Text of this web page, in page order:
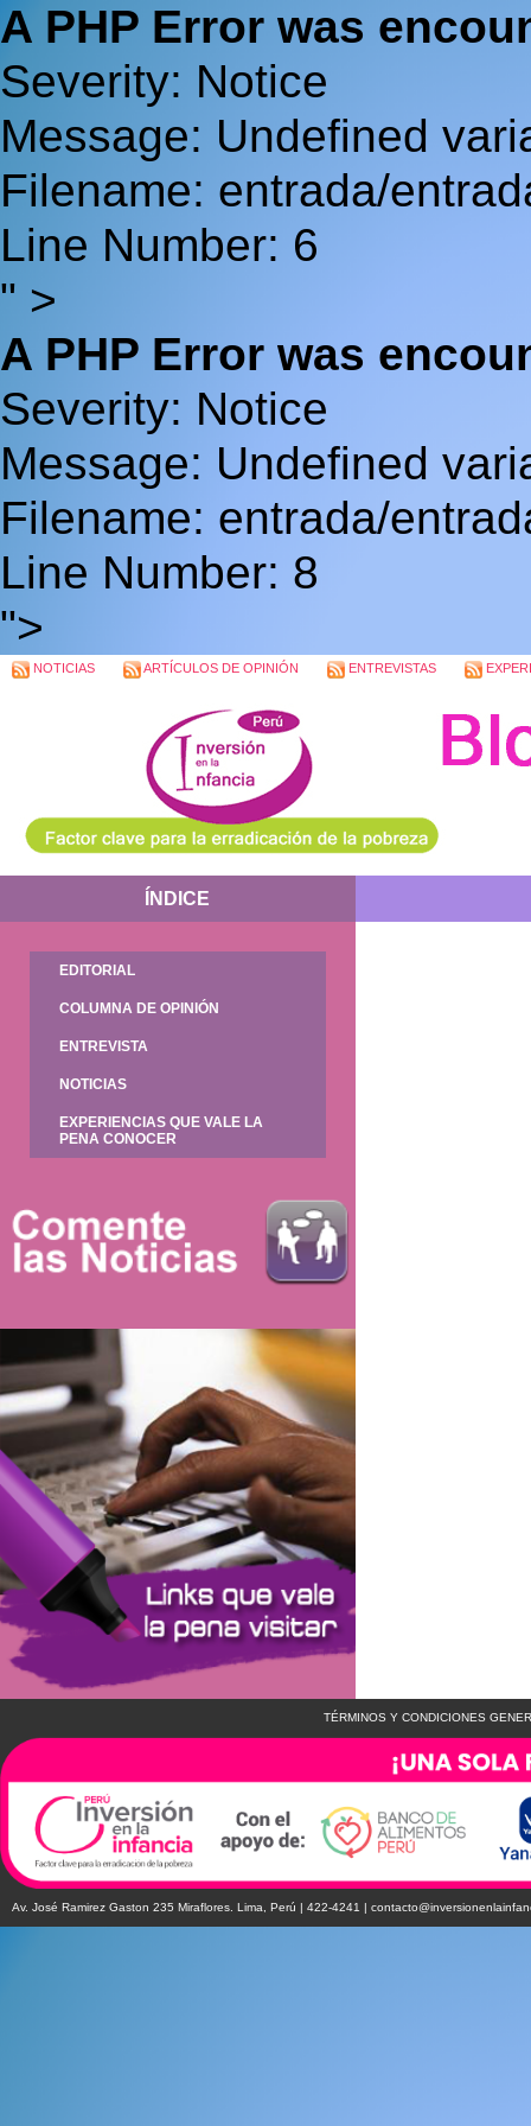
A PHP Error was
Severity: Notice
Message: Undefined
Filename: entrada/
Line Number: 6
" >
A PHP Error was
Severity: Notice
Message: Undefined
Filename: entrada/
Line Number: 8
">
NOTICIAS ARTÍCULOS DE OPINIÓN ENTREVISTAS
ÍNDICE
EDITORIAL
COLUMNA DE OPINIÓN
ENTREVISTA
NOTICIAS
EXPERIENCIAS QUE VALE LA
PENA CONOCER
TÉRMINOS Y CONDICIONES
Av. José Ramirez Gaston 235 Miraflores. Lima, Perú | 422-4241 |